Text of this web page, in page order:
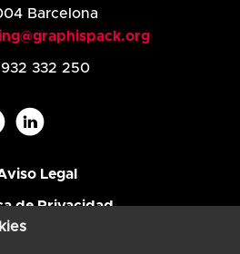
Barcelona
932 332 250
Legal
de Privacidad